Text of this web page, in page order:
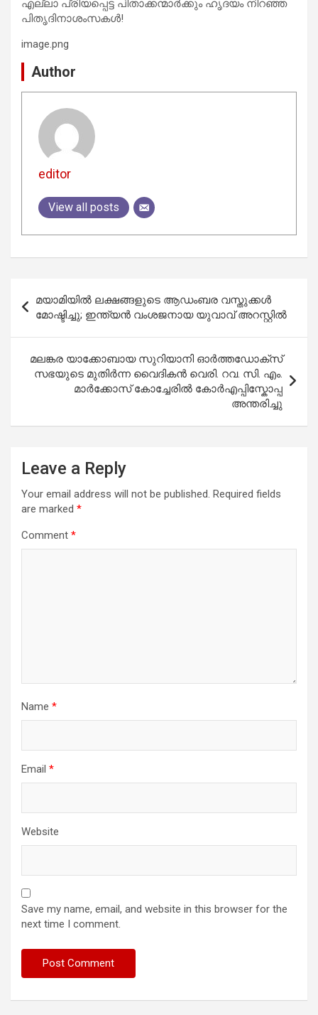
എല്ലാ പ്രിയപ്പെട്ട പിതാക്കന്മാർക്കും ഹൃദയം നിറഞ്ഞ
പിതൃദിനാശംസകൾ!
image.png
Author
editor
View all posts
navigation
മയാമിയിൽ ലക്ഷങ്ങളുടെ ആഡംബര വസ്തുക്കൾ
മോഷ്ടിച്ചു; ഇന്ത്യൻ വംശജനായ യുവാവ് അറസ്റ്റിൽ
മലങ്കര യാക്കോബായ സുറിയാനി ഓർത്തഡോക്സ്
സഭയുടെ മുതിർന്ന വൈദികൻ വെരി. റവ. സി. എം.
മാർക്കോസ് കോച്ചേരിൽ കോർഎപ്പിസ്കോപ്പ
അന്തരിച്ചു
Leave a Reply
Your email address will not be published. Required fields
are marked *
Comment *
Name *
Email *
Website
Save my name, email, and website in this browser for the
next time I comment.